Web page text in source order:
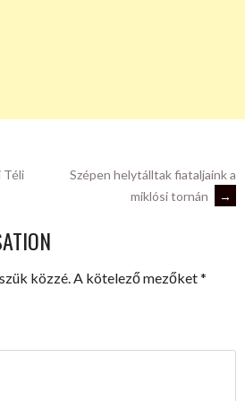
Téli
Szépen helytálltak fiataljaink a
miklósi tornán
→
közzé.A kötelező mezőket*